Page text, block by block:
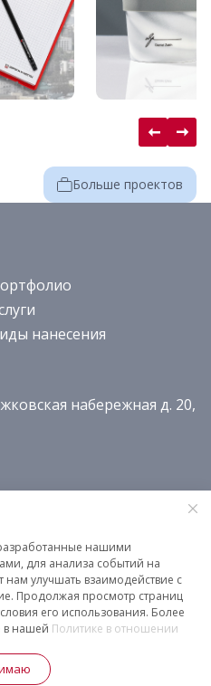
Больше проектов
нанесения
набережная д. 20,
защищены
нашими
для анализа событий на
нам улучшать взаимодействие с
Продолжая просмотр страниц
его использования. Более
в нашей Политике в отношении